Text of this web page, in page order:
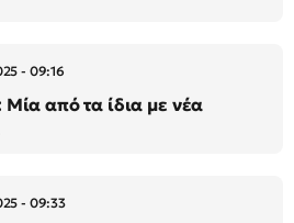
- 09:16
Μία από τα ίδια με νέα
- 09:33